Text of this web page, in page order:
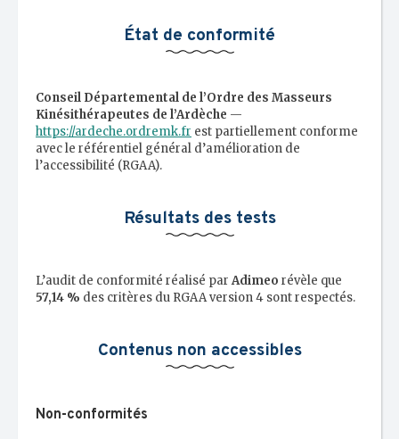
État de conformité
Conseil Départemental de l’Ordre des Masseurs
Kinésithérapeutes de l’Ardèche —
https://ardeche.ordremk.fr est partiellement conforme
avec le référentiel général d’amélioration de
l’accessibilité (RGAA).
Résultats des tests
L’audit de conformité réalisé parAdimeo révèle que
57,14 % des critères du RGAA version 4 sont respectés.
Contenus non accessibles
Non-conformités